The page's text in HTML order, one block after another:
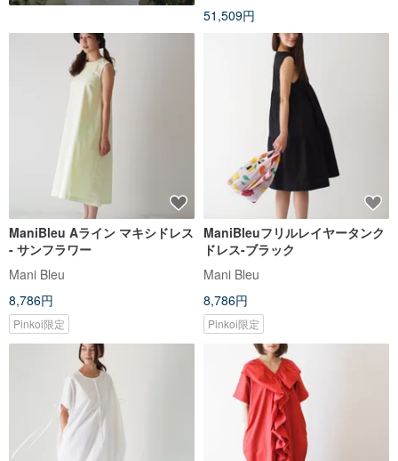
51,509円
ManiBleu Aライン マキシドレス
- サンフラワー
Mani Bleu
8,786円
Pinkoi限定
ManiBleuフリルレイヤータンク
ドレス-ブラック
Mani Bleu
8,786円
Pinkoi限定